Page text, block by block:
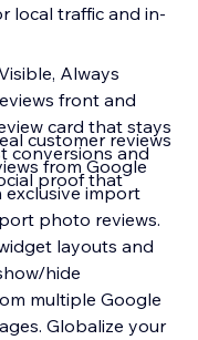
local traffic and in-
Always
front and
card that stays
conversions and
proof that
customer reviews
from Google
import
photo reviews.
layouts and
hide
multiple Google
Globalize your